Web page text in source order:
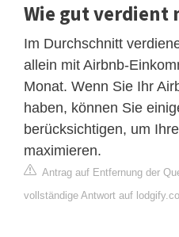
Wie gut verdient
Im Durchschnitt
allein mit Airbnb-
Monat. Wenn Sie Ihr
haben, können Sie
berücksichtigen, um
maximieren.
Antrag auf Entfernung der
vollständige Antwort auf